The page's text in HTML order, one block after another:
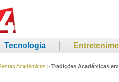
Tecnologia
Académicas > Tradições Académicas